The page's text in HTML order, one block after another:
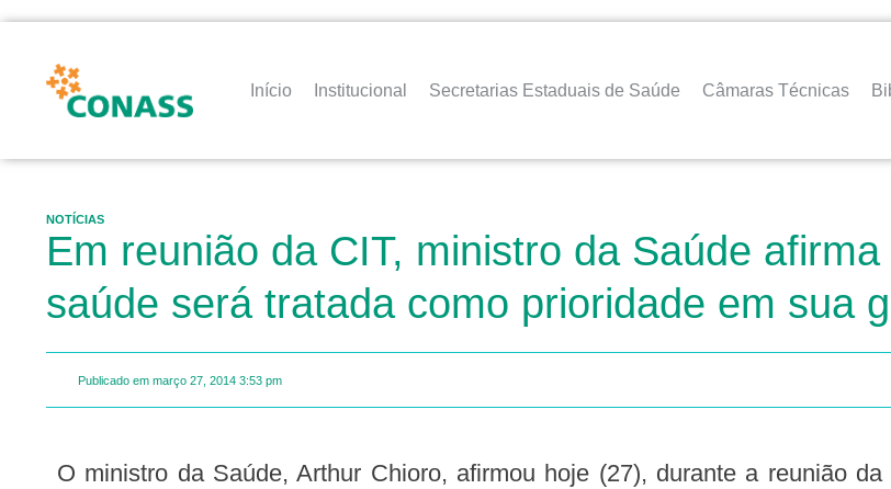
Início Institucional Secretarias Estaduais de Saúde Câmaras Técnicas
NOTÍCIAS
Em reunião da CIT, ministro da Saúde
saúde será tratada como prioridade em sua
Publicado em março 27, 2014 3:53 pm
O ministro da Saúde, Arthur Chioro, afirmou hoje (27), durante a reunião da